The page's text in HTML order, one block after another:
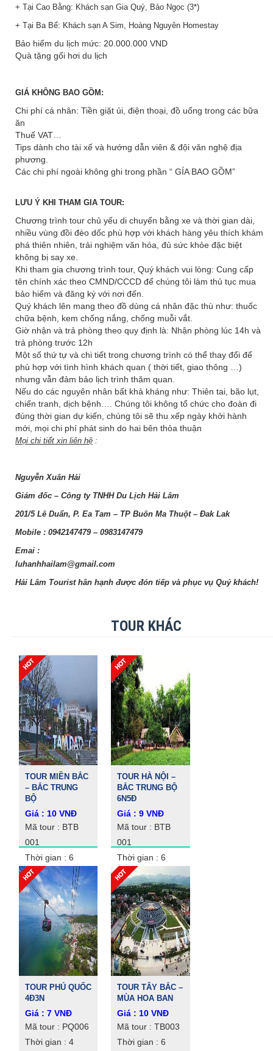
+ Tại Cao Bằng: Khách sạn Gia Quý, Bảo Ngọc (3*)
+ Tại Ba Bể: Khách sạn A Sim, Hoàng Nguyên Homestay
Bảo hiểm du lịch mức: 20.000.000 VND
Quà tặng gối hơi du lịch
GIÁ KHÔNG BAO GỒM:
Chi phí cá nhân: Tiền giặt ủi, điện thoại, đồ uống trong các bữa
ăn
Thuế VAT…
Tips dành cho tài xế và hướng dẫn viên & đội văn nghệ địa
phương.
Các chi phí ngoài không ghi trong phần “ GÍA BAO GỒM”
LƯU Ý KHI THAM GIA TOUR:
Chương trình tour chủ yếu di chuyển bằng xe và thời gian dài,
nhiều vùng đồi đèo dốc phù hợp với khách hàng yêu thích khám
phá thiên nhiên, trải nghiệm văn hóa, đủ sức khỏe đặc biệt
không bị say xe.
Khi tham gia chương trình tour, Quý khách vui lòng: Cung cấp
tên chính xác theo CMND/CCCD để chúng tôi làm thủ tục mua
bảo hiểm và đăng ký với nơi đến.
Quý khách lên mang theo đồ dùng cá nhân đặc thù như: thuốc
chữa bệnh, kem chống nắng, chống muỗi vắt.
Giờ nhận và trả phòng theo quy định là: Nhận phòng lúc 14h và
trả phòng trước 12h
Một số thứ tự và chi tiết trong chương trình có thể thay đổi để
phù hợp với tình hình khách quan ( thời tiết, giao thông …)
nhưng vẫn đảm bảo lịch trình thăm quan.
Nếu do các nguyên nhân bất khả kháng như: Thiên tai, bão lụt,
chiến tranh, dịch bệnh…. Chúng tôi không tổ chức cho đoàn đi
đúng thời gian dự kiến, chúng tôi sẽ thu xếp ngày khởi hành
mới, mọi chi phí phát sinh do hai bên thỏa thuận
Mọi chi tiết xin liên hệ :
Nguyễn Xuân Hải
Giám đốc – Công ty TNHH Du Lịch Hải Lâm
201/5 Lê Duẩn, P. Ea Tam – TP Buôn Ma Thuột – Đak Lak
Mobile : 0942147479 – 0983147479
Emai :
Hải Lâm Tourist hân hạnh được đón tiếp và phục vụ Quý khách!
TOUR KHÁC
TOUR MIỀN BẮC
– BẮC TRUNG
BỘ
Giá : 10 VNĐ
Mã tour : BTB
001
Thời gian : 6
ngày 5 đêm
TOUR HÀ NỘI –
BẮC TRUNG BỘ
6N5Đ
Giá : 9 VNĐ
Mã tour : BTB
001
Thời gian : 6
ngày 5 đêm
TOUR PHÚ QUỐC
4Đ3N
Giá : 7 VNĐ
Mã tour : PQ006
Thời gian : 4
TOUR TÂY BẮC –
MÙA HOA BAN
Giá : 10 VNĐ
Mã tour : TB003
Thời gian : 6